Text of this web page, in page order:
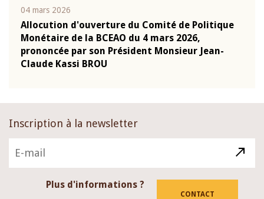
04 mars 2026
Allocution d'ouverture du Comité de Politique
Monétaire de la BCEAO du 4 mars 2026,
prononcée par son Président Monsieur Jean-
Claude Kassi BROU
Inscription à la newsletter
Plus d'informations ?
CONTACT